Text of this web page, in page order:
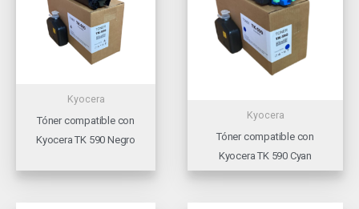
Kyocera
Tóner compatible con
Kyocera TK 590 Negro
Kyocera
Tóner compatible con
Kyocera TK 590 Cyan